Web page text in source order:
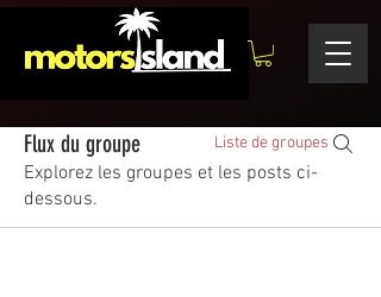
Flux du groupe Liste de groupes
Explorez les groupes et les posts ci-
dessous.